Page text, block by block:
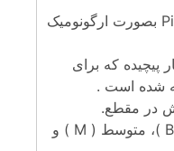
- طراحی بدنه توسط Pininfarina بصورت ارگونومیک
پیچیده که برای
شده است .
در مقطع.
- دارای نوک در سه سایز پهن ( B )، متوسط ( M ) و